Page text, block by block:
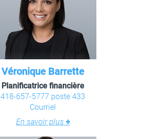
Véronique Barrette
Planificatrice financière
418-657-5777 poste 433
Courriel
En savoir plus +